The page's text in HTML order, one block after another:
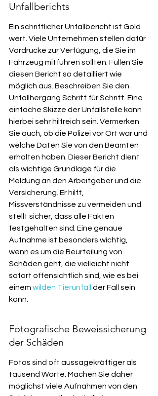
Unfallberichts
Ein schriftlicher Unfallbericht ist Gold
wert. Viele Unternehmen stellen dafür
Vordrucke zur Verfügung, die Sie im
Fahrzeug mitführen sollten. Füllen Sie
diesen Bericht so detailliert wie
möglich aus. Beschreiben Sie den
Unfallhergang Schritt für Schritt. Eine
einfache Skizze der Unfallstelle kann
hierbei sehr hilfreich sein. Vermerken
Sie auch, ob die Polizei vor Ort war und
welche Daten Sie von den Beamten
erhalten haben. Dieser Bericht dient
als wichtige Grundlage für die
Meldung an den Arbeitgeber und die
Versicherung. Er hilft,
Missverständnisse zu vermeiden und
stellt sicher, dass alle Fakten
festgehalten sind. Eine genaue
Aufnahme ist besonders wichtig,
wenn es um die Beurteilung von
Schäden geht, die vielleicht nicht
sofort offensichtlich sind, wie es bei
einem wilden Tierunfall
der Fall sein
kann.
Fotografische Beweissicherung
der Schäden
Fotos sind oft aussagekräftiger als
tausend Worte. Machen Sie daher
möglichst viele Aufnahmen von den